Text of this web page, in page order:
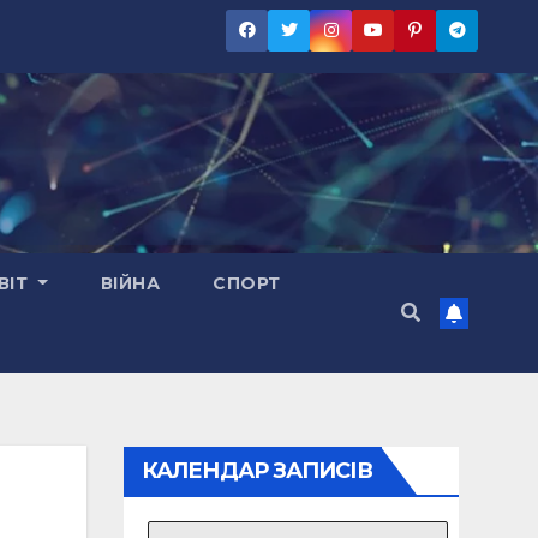
ВІЙНА СПОРТ
КАЛЕНДАР ЗАПИСІВ